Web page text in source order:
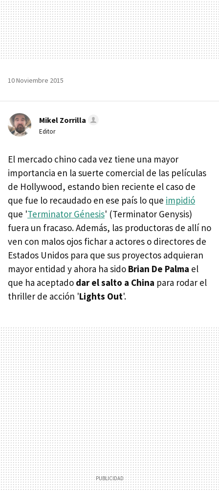
10 Noviembre 2015
Mikel Zorrilla
Editor
El mercado chino cada vez tiene una mayor
importancia en la suerte comercial de las películas
de Hollywood, estando bien reciente el caso de
que fue lo recaudado en ese país lo que impidió
que 'Terminator Génesis' (Terminator Genysis)
fuera un fracaso. Además, las productoras de allí no
ven con malos ojos fichar a actores o directores de
Estados Unidos para que sus proyectos adquieran
mayor entidad y ahora ha sido Brian De Palma el
que ha aceptado dar el salto a China para rodar el
thriller de acción 'Lights Out'.